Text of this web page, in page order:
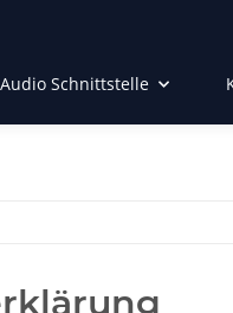
Audio Schnittstelle